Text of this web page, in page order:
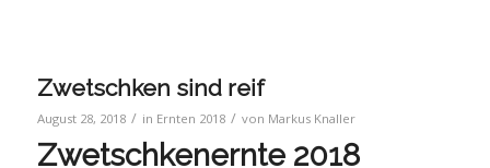
Zwetschken sind reif
August 28, 2018 / in Ernten 2018 / von Markus Knaller
Zwetschkenernte 2018